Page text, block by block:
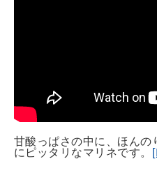
甘酸っぱさの中に、ほんの
にピッタリなマリネです。